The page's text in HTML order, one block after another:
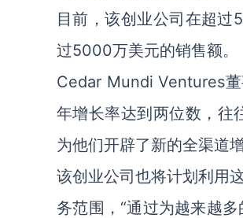
目前，该创业公司在超
过5000万美元的销售额。
Cedar Mundi Ventures
年增长率达到两位数，往
为他们开辟了新的全渠道
该创业公司也将计划利用
务范围，“通过为越来越